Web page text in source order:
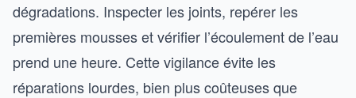
dégradations. Inspecter les joints, repérer les
premières mousses et vérifier l’écoulement de l’eau
prend une heure. Cette vigilance évite les
réparations lourdes, bien plus coûteuses que